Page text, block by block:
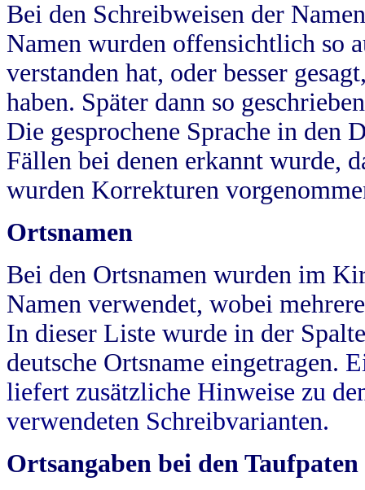
Bei den Schreibweisen der
Namen wurden offensichtlich so
verstanden hat, oder besser
haben. Später dann so
Die gesprochene Sprache in
Fällen bei denen erkannt wurde,
wurden Korrekturen
Ortsnamen
Bei den Ortsnamen wurden im
Namen verwendet, wobei
In dieser Liste wurde in der
deutsche Ortsname eingetragen.
liefert zusätzliche Hinweise zu
verwendeten Schreibvarianten.
Ortsangaben bei den Taufpaten